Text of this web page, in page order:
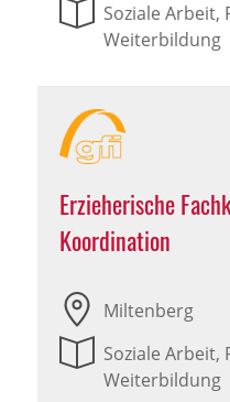
Soziale Arbeit,
Weiterbildung
Erzieherische
Koordination
Miltenberg
Soziale Arbeit,
Weiterbildung